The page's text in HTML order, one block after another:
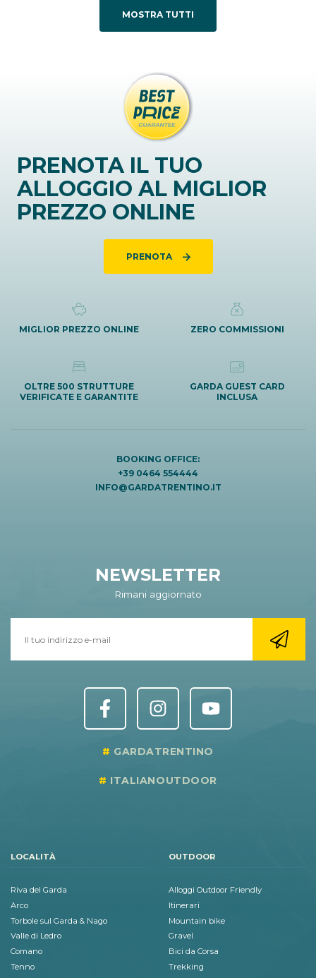
MOSTRA TUTTI
PRENOTA IL TUO
ALLOGGIO AL MIGLIOR
PREZZO ONLINE
PRENOTA
MIGLIOR PREZZO ONLINE ZERO COMMISSIONI
OLTRE 500 STRUTTURE
VERIFICATE E GARANTITE
GARDA GUEST CARD
INCLUSA
BOOKING OFFICE:
+39 0464 554444
INFO@GARDATRENTINO.IT
NEWSLETTER
Rimani aggiornato
GARDATRENTINO
ITALIANOUTDOOR
LOCALITÀ
Riva del Garda
Arco
Torbole sul Garda & Nago
Valle di Ledro
Comano
Tenno
OUTDOOR
Alloggi Outdoor Friendly
Itinerari
Mountain bike
Gravel
Bici da Corsa
Trekking